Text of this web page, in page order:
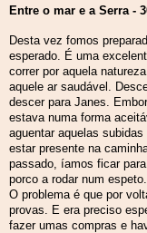
Entre o mar e a Serra -
Desta vez fomos
esperado. É uma
correr por aquela
aquele ar saudável.
descer para Janes.
estava numa forma
aguentar aquelas
estar presente na
passado, íamos ficar
porco a rodar num
O problema é que por
provas. E era preciso
fazer umas compras e